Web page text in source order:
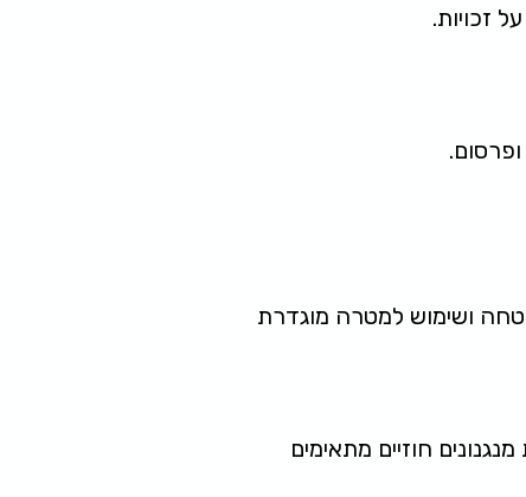
זכויות.
ושימוש למטרה מוגדרת
חוזיים מתאימים